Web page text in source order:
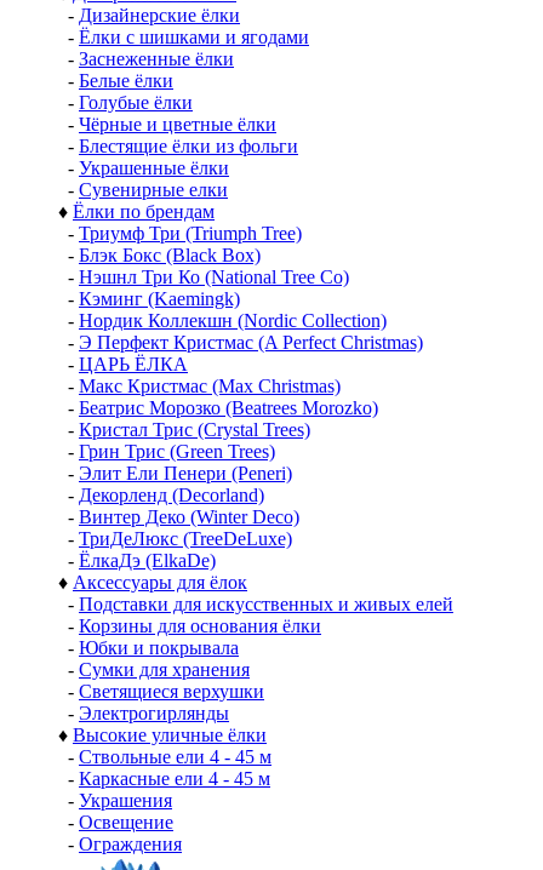
- Дизайнерские ёлки
- Ёлки с шишками и ягодами
- Заснеженные ёлки
- Белые ёлки
- Голубые ёлки
- Чёрные и цветные ёлки
- Блестящие ёлки из фольги
- Украшенные ёлки
- Сувенирные елки
♦ Ёлки по брендам
- Триумф Три (Triumph Tree)
- Блэк Бокс (Black Box)
- Нэшнл Три Ко (National Tree Co)
- Кэминг (Kaemingk)
- Нордик Коллекшн (Nordic Collection)
- Э Перфект Кристмас (A Perfect Christmas)
- ЦАРЬ ЁЛКА
- Макс Кристмас (Max Christmas)
- Беатрис Морозко (Beatrees Morozko)
- Кристал Трис (Crystal Trees)
- Грин Трис (Green Trees)
- Элит Ели Пенери (Peneri)
- Декорленд (Decorland)
- Винтер Деко (Winter Deco)
- ТриДеЛюкс (TreeDeLuxe)
- ЁлкаДэ (ElkaDe)
♦ Аксессуары для ёлок
- Подставки для искусственных и живых елей
- Корзины для основания ёлки
- Юбки и покрывала
- Сумки для хранения
- Светящиеся верхушки
- Электрогирлянды
♦ Высокие уличные ёлки
- Ствольные ели 4 - 45 м
- Каркасные ели 4 - 45 м
- Украшения
- Освещение
- Ограждения